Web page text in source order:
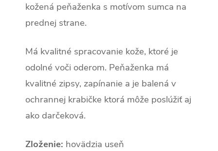
kožená peňaženka s motívom sumca na
prednej strane.
Má kvalitné spracovanie kože, ktoré je
odolné voči oderom. Peňaženka má
kvalitné zipsy, zapínanie a je balená v
ochrannej krabičke ktorá môže poslúžiť aj
ako darčeková.
Zloženie: hovädzia useň